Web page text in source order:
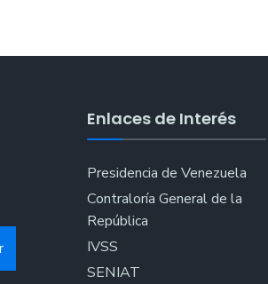
Enlaces de Interés
Presidencia de Venezuela
Contraloría General de la
República
IVSS
SENIAT